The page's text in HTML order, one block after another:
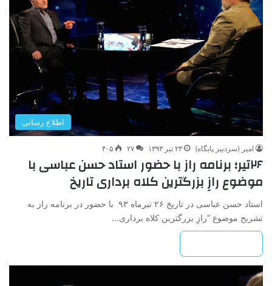
اطلاع رسانی
امیر (سردبیر پایگاه) ۲۳ تیر ۱۳۹۳ ۲۷ ۴۰۵
۲۶تیر؛ برنامه راز با حضور استاد حسن عباسی با
موضوع رازِ بزرگترین کلاه برداری تاریخ
استاد حسن عباسی در تاریخ ۲۶ تیرماه ۹۳ با حضور در برنامه راز به
تشریح موضوع “رازِ بزرگترین کلاه برداری…